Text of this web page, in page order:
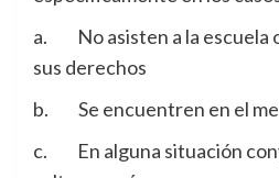
a. No asisten a la escuela
sus derechos
b. Se encuentren en el
c. En alguna situación